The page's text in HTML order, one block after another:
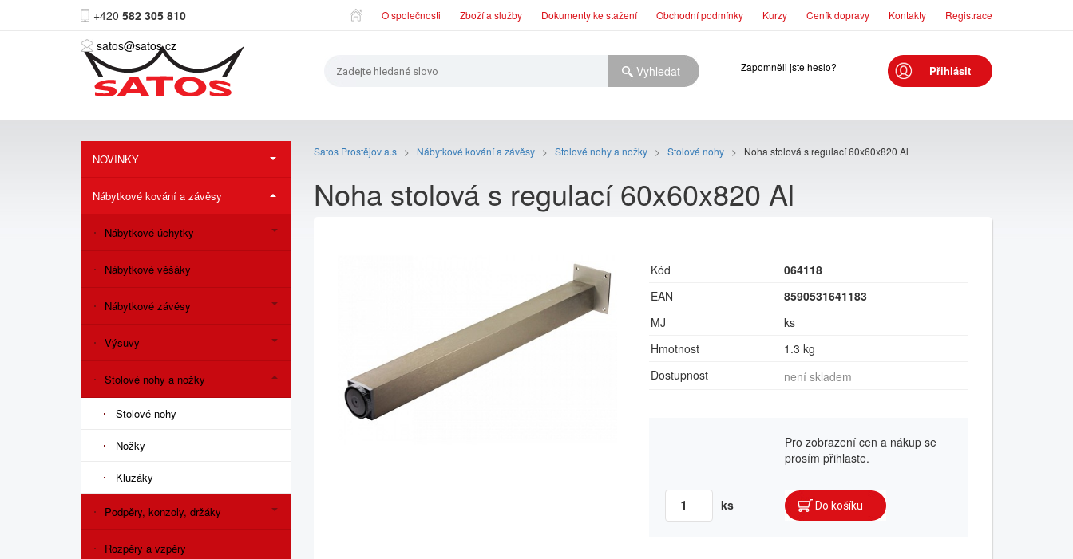
Přihlásit
+420 582 305 810
satos@satos.cz
O společnosti Zboží a služby Dokumenty ke stažení Obchodní podmínky Kurzy Ceník dopravy Kontakty Registrace
Zapomněli jste heslo?
NOVINKY
Nábytkové kování a závěsy
Nábytkové úchytky
Nábytkové věšáky
Nábytkové závěsy
Výsuvy
Stolové nohy a nožky
Stolové nohy
Nožky
Kluzáky
Podpěry, konzoly, držáky
Rozpěry a vzpěry
Satos Prostějov a.s > Nábytkové kování a závěsy > Stolové nohy a nožky > Stolové nohy > Noha stolová s regulací 60x60x820 Al
Noha stolová s regulací 60x60x820 Al
Kód
064118
EAN
8590531641183
MJ
ks
Hmotnost
1.3 kg
Dostupnost
není skladem
Pro zobrazení cen a nákup se
prosím přihlaste.
ks